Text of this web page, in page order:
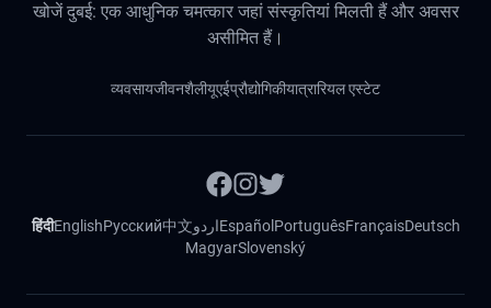
खोजें दुबई: एक आधुनिक चमत्कार जहां संस्कृतियां मिलती हैं और अवसर
असीमित हैं।
व्यवसायजीवनशैलीयूएईप्रौद्योगिकीयात्रारियल एस्टेट
हिंदीEnglishРусский中文اردوEspañol PortuguêsFrançaisDeutsch
MagyarSlovenský